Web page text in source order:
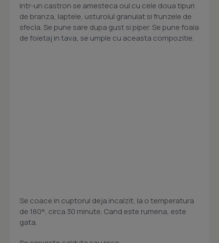
Intr-un castron se amesteca oul cu cele doua tipuri
de branza, laptele, usturoiul granulat si frunzele de
sfecla. Se pune sare dupa gust si piper. Se pune foaia
de foietaj in tava, se umple cu aceasta compozitie.
Se coace in cuptorul deja incalzit, la o temperatura
de 180°, circa 30 minute. Cand este rumena, este
gata.